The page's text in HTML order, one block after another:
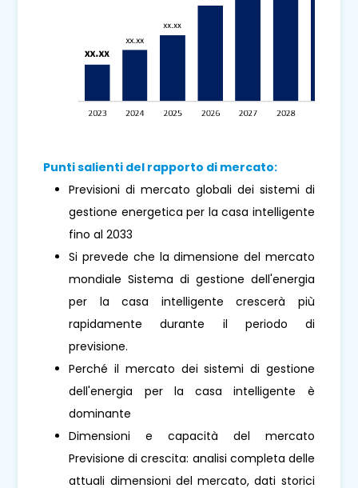
Punti salienti del rapporto di mercato:
Previsioni di mercato globali dei sistemi di
gestione energetica per la casa intelligente
fino al 2033
Si prevede che la dimensione del mercato
mondiale Sistema di gestione dell'energia
per la casa intelligente crescerà più
rapidamente durante il periodo di
previsione.
Perché il mercato dei sistemi di gestione
dell'energia per la casa intelligente è
dominante
Dimensioni e capacità del mercato
Previsione di crescita: analisi completa delle
attuali dimensioni del mercato, dati storici